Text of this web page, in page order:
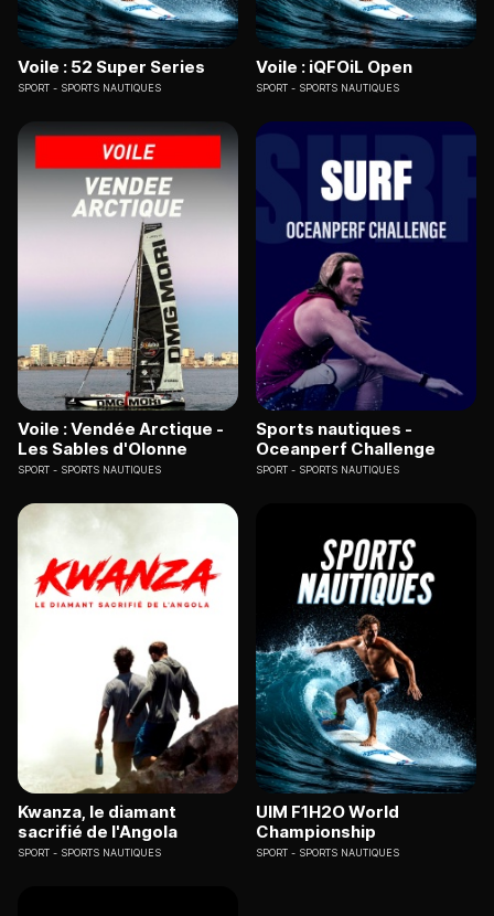
Voile : 52 Super Series
SPORT SPORTS NAUTIQUES
Voile : iQFOiL Open
SPORT SPORTS NAUTIQUES
Voile : Vendée Arctique -
Les Sables d'Olonne
SPORT SPORTS NAUTIQUES
Sports nautiques -
Oceanperf Challenge
SPORT SPORTS NAUTIQUES
Kwanza, le diamant
sacrifié de l'Angola
SPORT SPORTS NAUTIQUES
UIM F1H2O World
Championship
SPORT SPORTS NAUTIQUES